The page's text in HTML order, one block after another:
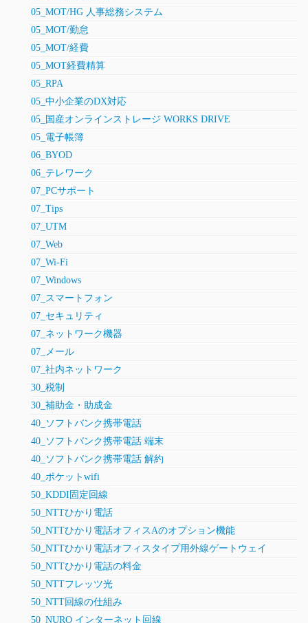
05_MOT/HG 人事総務システム
05_MOT/勤怠
05_MOT/経費
05_MOT経費精算
05_RPA
05_中小企業のDX対応
05_国産オンラインストレージ WORKS DRIVE
05_電子帳簿
06_BYOD
06_テレワーク
07_PCサポート
07_Tips
07_UTM
07_Web
07_Wi-Fi
07_Windows
07_スマートフォン
07_セキュリティ
07_ネットワーク機器
07_メール
07_社内ネットワーク
30_税制
30_補助金・助成金
40_ソフトバンク携帯電話
40_ソフトバンク携帯電話 端末
40_ソフトバンク携帯電話 解約
40_ポケットwifi
50_KDDI固定回線
50_NTTひかり電話
50_NTTひかり電話オフィスAのオプション機能
50_NTTひかり電話オフィスタイプ用外線ゲートウェイ
50_NTTひかり電話の料金
50_NTTフレッツ光
50_NTT回線の仕組み
50_NURO インターネット回線